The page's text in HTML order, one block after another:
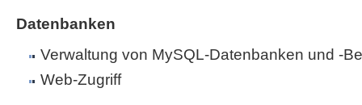
Datenbanken
Verwaltung von MySQL-Datenbanken und -
Web-Zugriff